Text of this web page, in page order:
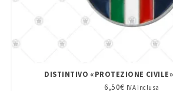
DISTINTIVO «PROTEZIONE CIVILE»
6,50€ IVA inclusa